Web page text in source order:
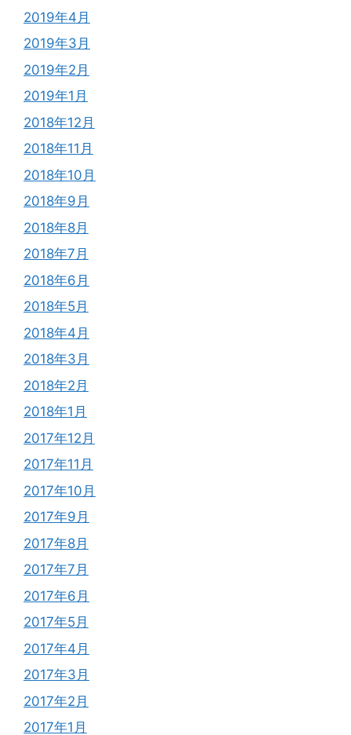
2019年4月
2019年3月
2019年2月
2019年1月
2018年12月
2018年11月
2018年10月
2018年9月
2018年8月
2018年7月
2018年6月
2018年5月
2018年4月
2018年3月
2018年2月
2018年1月
2017年12月
2017年11月
2017年10月
2017年9月
2017年8月
2017年7月
2017年6月
2017年5月
2017年4月
2017年3月
2017年2月
2017年1月